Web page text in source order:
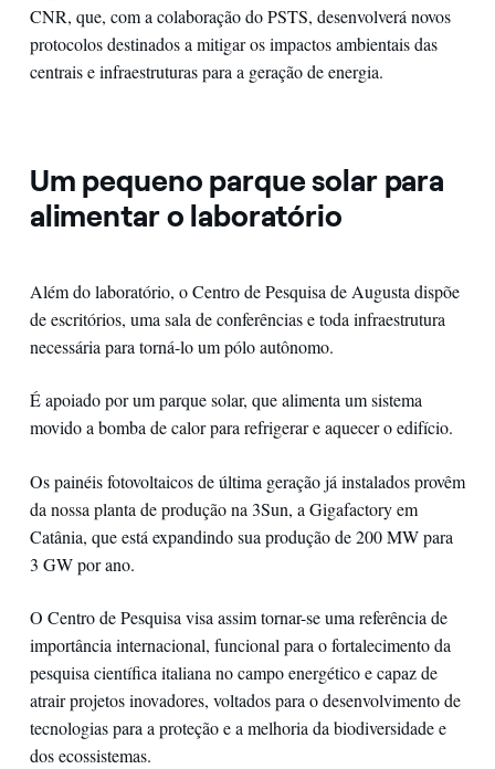
CNR, que, com a colaboração do PSTS, desenvolverá novos
protocolos destinados a mitigar os impactos ambientais das
centrais e infraestruturas para a geração de energia.
Um pequeno parque solar para
alimentar o laboratório
Além do laboratório, o Centro de Pesquisa de Augusta dispõe
de escritórios, uma sala de conferências e toda infraestrutura
necessária para torná-lo um pólo autônomo.
É apoiado por um parque solar, que alimenta um sistema
movido a bomba de calor para refrigerar e aquecer o edifício.
Os painéis fotovoltaicos de última geração já instalados provêm
da nossa planta de produção na 3Sun, a Gigafactory em
Catânia, que está expandindo sua produção de 200 MW para
3 GW por ano.
O Centro de Pesquisa visa assim tornar-se uma referência de
importância internacional, funcional para o fortalecimento da
pesquisa científica italiana no campo energético e capaz de
atrair projetos inovadores, voltados para o desenvolvimento de
tecnologias para a proteção e a melhoria da biodiversidade e
dos ecossistemas.